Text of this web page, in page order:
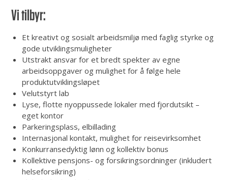
Vi tilbyr:
Et kreativt og sosialt arbeidsmiljø med faglig styrke og
gode utviklingsmuligheter
Utstrakt ansvar for et bredt spekter av egne
arbeidsoppgaver og mulighet for å følge hele
produktutviklingsløpet
Velutstyrt lab
Lyse, flotte nyoppussede lokaler med fjordutsikt –
eget kontor
Parkeringsplass, elbillading
Internasjonal kontakt, mulighet for reisevirksomhet
Konkurransedyktig lønn og kollektiv bonus
Kollektive pensjons- og forsikringsordninger (inkludert
helseforsikring)